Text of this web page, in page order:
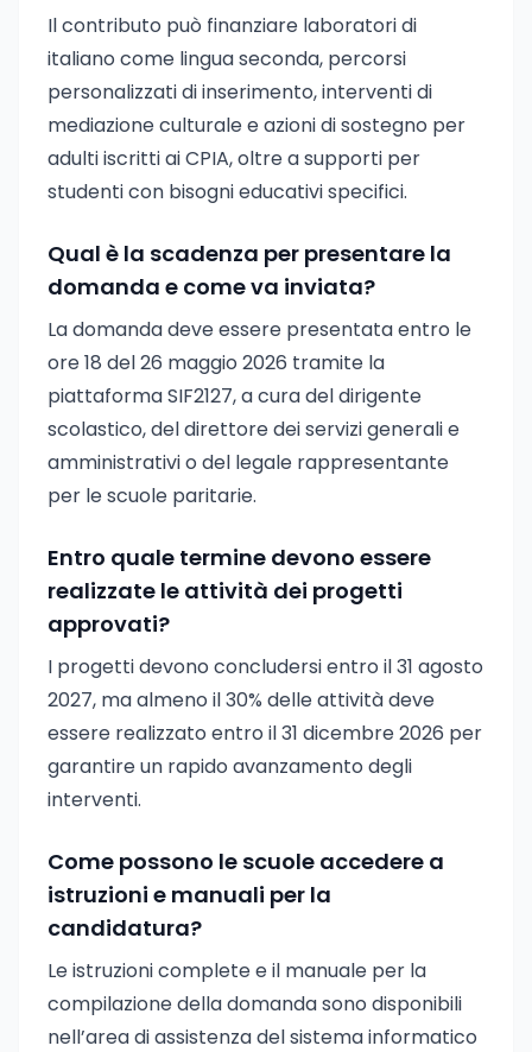
Il contributo può finanziare laboratori di
italiano come lingua seconda, percorsi
personalizzati di inserimento, interventi di
mediazione culturale e azioni di sostegno per
adulti iscritti ai CPIA, oltre a supporti per
studenti con bisogni educativi specifici.
Qual è la scadenza per presentare la
domanda e come va inviata?
La domanda deve essere presentata entro le
ore 18 del 26 maggio 2026 tramite la
piattaforma SIF2127, a cura del dirigente
scolastico, del direttore dei servizi generali e
amministrativi o del legale rappresentante
per le scuole paritarie.
Entro quale termine devono essere
realizzate le attività dei progetti
approvati?
I progetti devono concludersi entro il 31 agosto
2027, ma almeno il 30% delle attività deve
essere realizzato entro il 31 dicembre 2026 per
garantire un rapido avanzamento degli
interventi.
Come possono le scuole accedere a
istruzioni e manuali per la
candidatura?
Le istruzioni complete e il manuale per la
compilazione della domanda sono disponibili
nell’area di assistenza del sistema informatico